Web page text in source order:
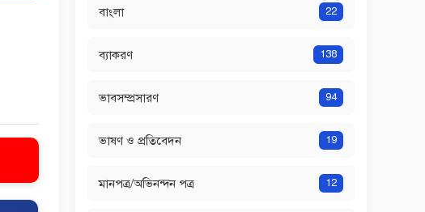
বাংলা 22
ব্যাকরণ 138
ভাবসম্প্রসারণ 94
ভাষণ ও প্রতিবেদন 19
মানপত্র/অভিনন্দন পত্র 12